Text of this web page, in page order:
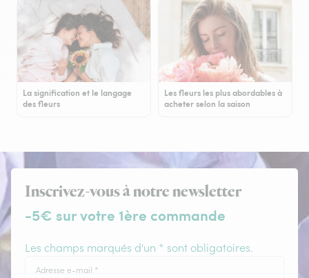
La signification et le langage
des fleurs
Les fleurs les plus abordables à
acheter selon la saison
Inscrivez-vous à notre newsletter
-5€ sur votre 1ère commande
Les champs marqués d'un * sont obligatoires.
Adresse e-mail *